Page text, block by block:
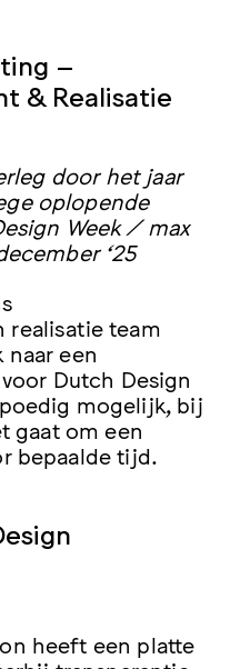
–
& Realisatie
door het jaar
oplopende
Week / max
‘25
realisatie team
naar een
Dutch Design
mogelijk, bij
gaat om een
bepaalde tijd.
heeft een platte